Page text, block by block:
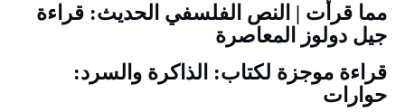
مما قرأت | النص الفلسفي الحديث: قراءة
جيل دولوز المعاصرة
قراءة موجزة لكتاب: الذاكرة والسرد:
حوارات